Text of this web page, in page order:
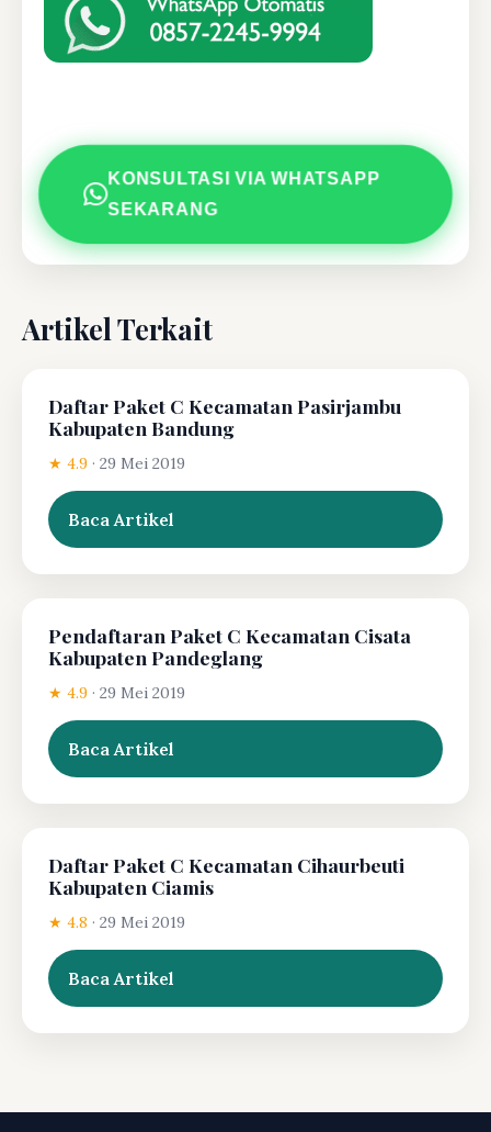
KONSULTASI VIA WHATSAPP
SEKARANG
Artikel Terkait
Daftar Paket C Kecamatan Pasirjambu
Kabupaten Bandung
★ 4.9 · 29 Mei 2019
Baca Artikel
Pendaftaran Paket C Kecamatan Cisata
Kabupaten Pandeglang
★ 4.9 · 29 Mei 2019
Baca Artikel
Daftar Paket C Kecamatan Cihaurbeuti
Kabupaten Ciamis
★ 4.8 · 29 Mei 2019
Baca Artikel